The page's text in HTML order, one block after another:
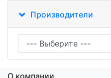
Производители
О компании